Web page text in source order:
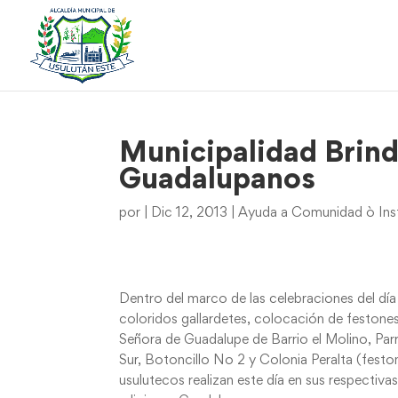
Municipalidad
Guadalupanos
por Dic 12, 2013 |Ayuda a Comunidad ò
Dentro del marco de las celebraciones del
coloridos gallardetes, colocación de
Señora de Guadalupe de Barrio el Molino,
Sur, Botoncillo No 2 y Colonia Peralta
usulutecos realizan este día en sus